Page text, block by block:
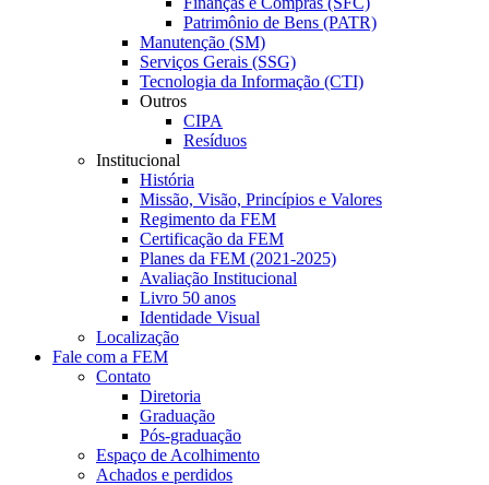
Patrimônio de Bens (PATR)
Manutenção (SM)
Serviços Gerais (SSG)
Tecnologia da Informação (CTI)
Outros
CIPA
Resíduos
Institucional
História
Missão, Visão, Princípios e Valores
Regimento da FEM
Certificação da FEM
Planes da FEM (2021-2025)
Avaliação Institucional
Livro 50 anos
Identidade Visual
Localização
Fale com a FEM
Contato
Diretoria
Graduação
Pós-graduação
Espaço de Acolhimento
Achados e perdidos